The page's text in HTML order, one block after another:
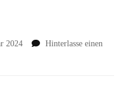
2024
Hinterlasse einen